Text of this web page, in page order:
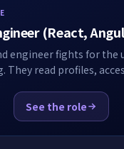
(React,
engineer fights for the
They read profiles,
real app with a slow
and watches what
See the role